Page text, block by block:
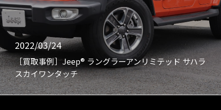
2022/03/24
［買取事例］Jeep® ラングラーアンリミテッド サハラ
スカイワンタッチ